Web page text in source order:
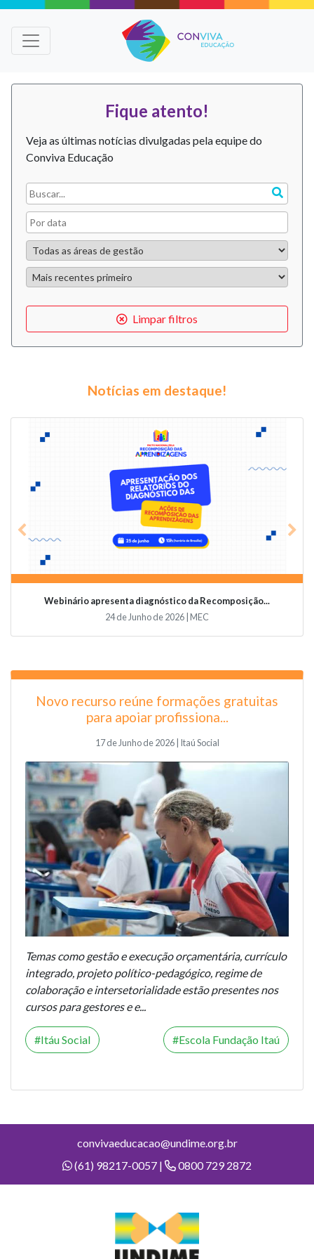
Fique atento!
Veja as últimas notícias divulgadas pela equipe do
Conviva Educação
Limpar filtros
Notícias em destaque!
Webinário apresenta diagnóstico da Recomposição...
24 de Junho de 2026 | MEC
Previous
Novo recurso reúne formações gratuitas
para apoiar profissiona...
17 de Junho de 2026 | Itaú Social
Temas como gestão e execução orçamentária, currículo
integrado, projeto político-pedagógico, regime de
colaboração e intersetorialidade estão presentes nos
cursos para gestores e e...
Itáu Social Escola Fundação Itaú
convivaeducacao@undime.org.br
(61) 98217-0057 |
0800 729 2872